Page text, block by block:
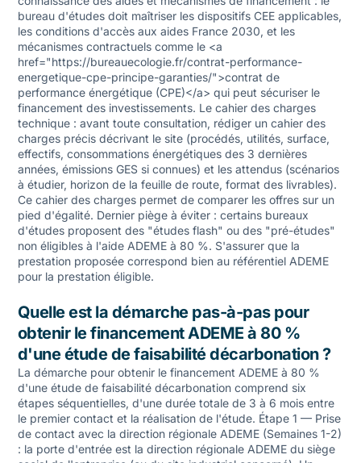
bureau d'études doit maîtriser les dispositifs CEE applicables,
les conditions d'accès aux aides France 2030, et les
mécanismes contractuels comme le <a
href="https://bureauecologie.fr/contrat-performance-
energetique-cpe-principe-garanties/">contrat de
performance énergétique (CPE)</a> qui peut sécuriser le
financement des investissements. Le cahier des charges
technique : avant toute consultation, rédiger un cahier des
charges précis décrivant le site (procédés, utilités, surface,
effectifs, consommations énergétiques des 3 dernières
années, émissions GES si connues) et les attendus (scénarios
à étudier, horizon de la feuille de route, format des livrables).
Ce cahier des charges permet de comparer les offres sur un
pied d'égalité. Dernier piège à éviter : certains bureaux
d'études proposent des "études flash" ou des "pré-études"
non éligibles à l'aide ADEME à 80 %. S'assurer que la
prestation proposée correspond bien au référentiel ADEME
pour la prestation éligible.
Quelle est la démarche pas-à-pas pour
obtenir le financement ADEME à 80 %
d'une étude de faisabilité décarbonation ?
La démarche pour obtenir le financement ADEME à 80 %
d'une étude de faisabilité décarbonation comprend six
étapes séquentielles, d'une durée totale de 3 à 6 mois entre
le premier contact et la réalisation de l'étude. Étape 1 — Prise
de contact avec la direction régionale ADEME (Semaines 1-2)
: la porte d'entrée est la direction régionale ADEME du siège